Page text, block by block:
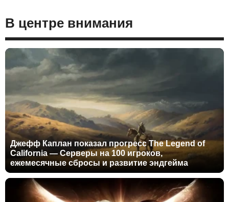
В центре внимания
Джефф Каплан показал прогресс The Legend of
California — Серверы на 100 игроков,
ежемесячные сбросы и развитие эндгейма